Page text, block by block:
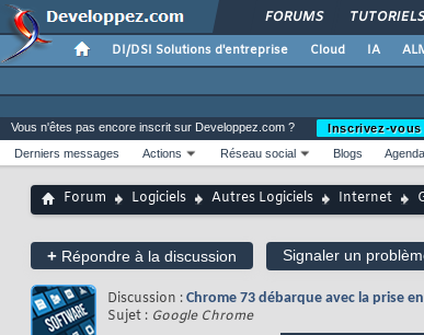
FORUMS
DI/DSI Solutions d'entreprise Cloud IA
Vous n'êtes pas encore inscrit sur Developpez.com ?
Inscrivez-
Derniers messages
Actions Réseau social Blogs Agenda
Forum Logiciels Autres Logiciels Internet
+ Répondre à la discussion Signaler un
Discussion : Chrome 73 débarque avec la prise
Sujet : Google Chrome